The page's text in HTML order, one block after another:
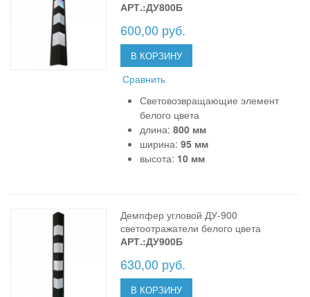
АРТ.:ДУ800Б
600,00 руб.
В КОРЗИНУ
Сравнить
Световозвращающие элемент
белого цвета
длина:800 мм
ширина:95 мм
высота: 10 мм
Демпфер угловой ДУ-900
светоотражатели белого цвета
АРТ.:ДУ900Б
630,00 руб.
В КОРЗИНУ